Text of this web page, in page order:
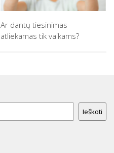
Ar dantų tiesinimas
atliekamas tik vaikams?
Ieškoti